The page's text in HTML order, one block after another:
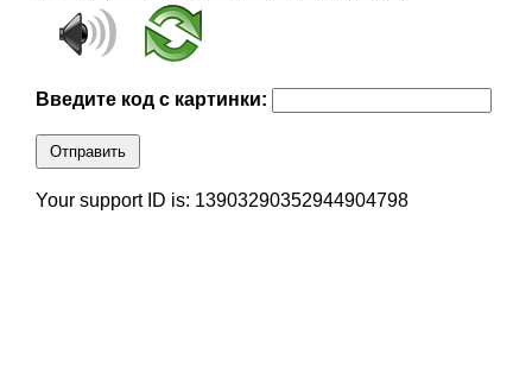
Введите код с картинки:
Отправить
Your support ID is: 13903290352944904798